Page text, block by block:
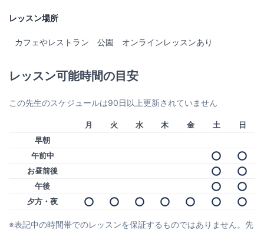
レッスン場所
カフェやレストラン 公園 オンラインレッスンあり
レッスン可能時間の目安
この先生のスケジュールは90日以上更新されていません
月 火 水 木 金 土
日
早朝
午前中
お昼前後
午後
夕方・夜
※表記中の時間帯でのレッスンを保証するものではありません。先